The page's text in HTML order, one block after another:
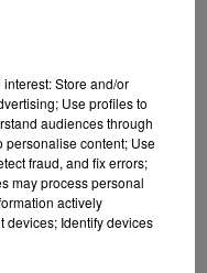
Store and/or
Use profiles to
audiences through
personalise content; Use
fraud, and fix errors;
may process personal
actively
devices; Identify devices